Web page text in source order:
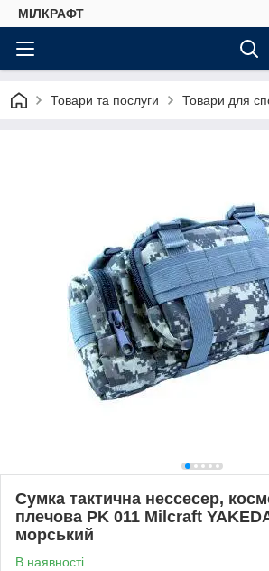
МІЛКРАФТ
Товари та послуги Товари для
Сумка тактична нессесер,
плечова PK 011 Milcraft
морський
В наявності